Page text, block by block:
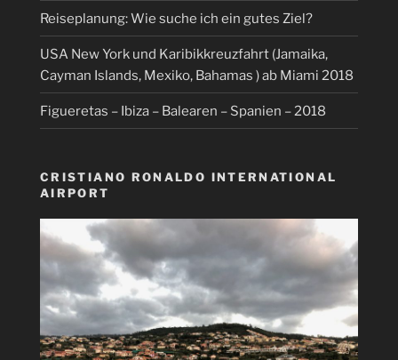
Reiseplanung: Wie suche ich ein gutes Ziel?
USA New York und Karibikkreuzfahrt (Jamaika,
Cayman Islands, Mexiko, Bahamas ) ab Miami 2018
Figueretas – Ibiza – Balearen – Spanien – 2018
CRISTIANO RONALDO INTERNATIONAL
AIRPORT